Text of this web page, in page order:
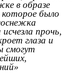
в образе
которое было
прочь,
глаза и
смогут